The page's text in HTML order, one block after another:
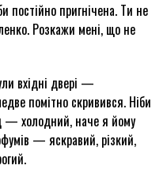
пригнічена. Ти не
Розкажи мені, що не
вхідні двері —
помітно скривився. Ніби
— холодний, наче я йому
— яскравий, різкий,